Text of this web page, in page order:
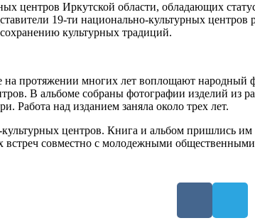
центров Иркутской области, обладающих
19-ти национально-культурных центров
культурных традиций.
протяжении многих лет воплощают народный
В альбоме собраны фотографии изделий
Работа над изданием заняла около трех лет.
центров. Книга и альбом пришлись
встреч совместно с молодежными